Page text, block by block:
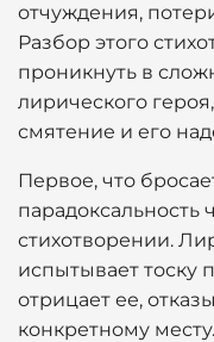
отчуждения,
Разбор этого
проникнуть в
лирического
смятение и его
Первое, что
парадоксальность
стихотворении.
испытывает тоску
отрицает ее,
конкретному